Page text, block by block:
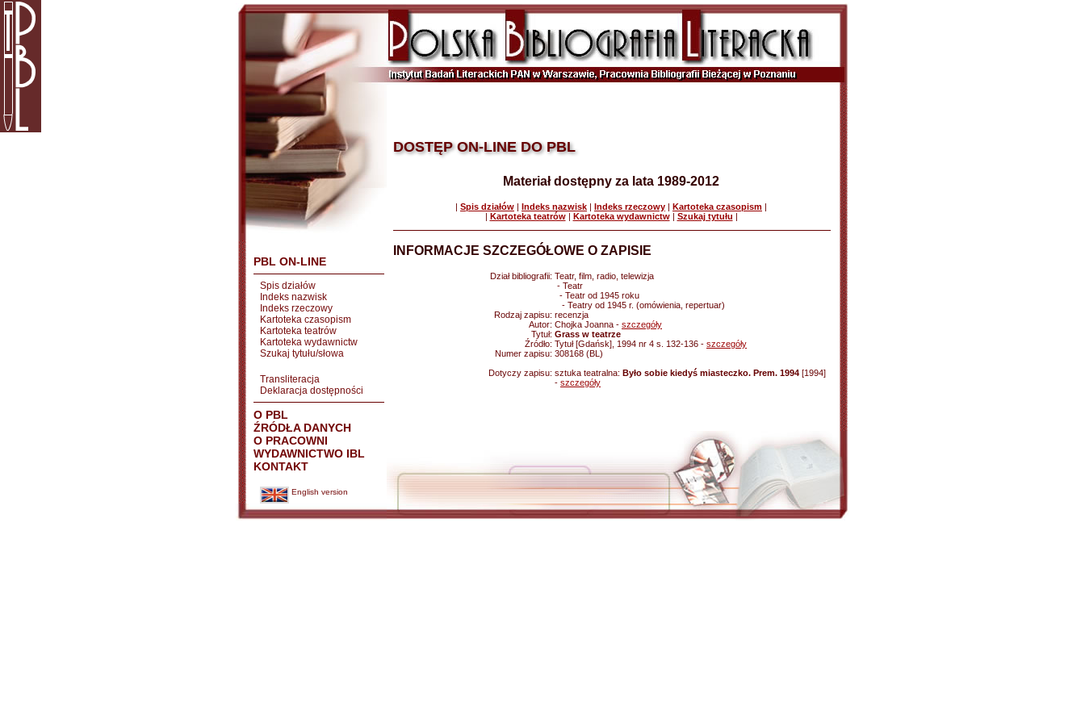
PBL ON-LINE
Spis działów
Indeks nazwisk
Indeks rzeczowy
Kartoteka czasopism
Kartoteka teatrów
Kartoteka wydawnictw
Szukaj tytułu/słowa
Transliteracja
Deklaracja dostępności
O PBL
ŹRÓDŁA DANYCH
O PRACOWNI
WYDAWNICTWO IBL
KONTAKT
English version
DOSTĘP ON-LINE DO PBL
Materiał dostępny za lata 1989-2012
| Spis działów | Indeks nazwisk | Indeks rzeczowy | Kartoteka czasopism |
| Kartoteka teatrów| Kartoteka wydawnictw| Szukaj tytułu |
INFORMACJE SZCZEGÓŁOWE O ZAPISIE
Dział bibliografii: Teatr, film, radio, telewizja
- Teatr
- Teatr od 1945 roku
- Teatry od 1945 r. (omówienia, repertuar)
Rodzaj zapisu: recenzja
Autor: Chojka Joanna - szczegóły
Tytuł: Grass w teatrze
Źródło: Tytuł [Gdańsk], 1994 nr 4 s. 132-136 - szczegóły
Numer zapisu: 308168 (BL)
Dotyczy zapisu: sztuka teatralna: Było sobie kiedyś miasteczko. Prem. 1994 [1994]
- szczegóły